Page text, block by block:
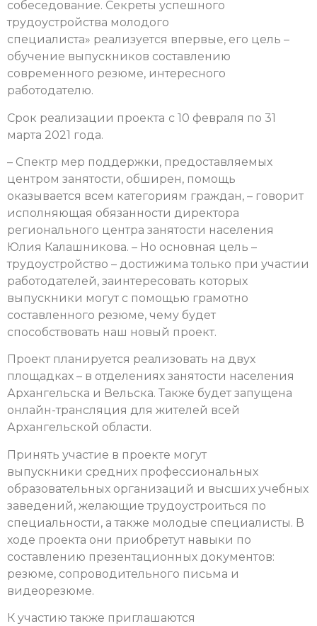
собеседование. Секреты успешного
трудоустройства молодого
специалиста» реализуется впервые, его цель –
обучение выпускников составлению
современного резюме, интересного
работодателю.
Срок реализации проекта с 10 февраля по 31
марта 2021 года.
– Спектр мер поддержки, предоставляемых
центром занятости, обширен, помощь
оказывается всем категориям граждан, – говорит
исполняющая обязанности директора
регионального центра занятости населения
Юлия Калашникова. – Но основная цель –
трудоустройство – достижима только при участии
работодателей, заинтересовать которых
выпускники могут с помощью грамотно
составленного резюме, чему будет
способствовать наш новый проект.
Проект планируется реализовать на двух
площадках – в отделениях занятости населения
Архангельска и Вельска. Также будет запущена
онлайн-трансляция для жителей всей
Архангельской области.
Принять участие в проекте могут
выпускники средних профессиональных
образовательных организаций и высших учебных
заведений, желающие трудоустроиться по
специальности, а также молодые специалисты. В
ходе проекта они приобретут навыки по
составлению презентационных документов:
резюме, сопроводительного письма и
видеорезюме.
К участию также приглашаются